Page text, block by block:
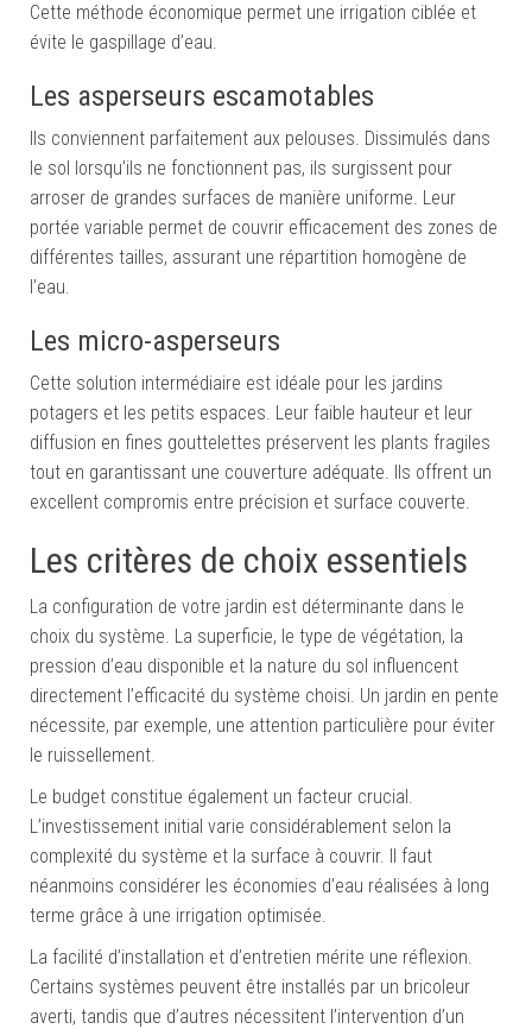
Cette méthode économique permet une irrigation ciblée et
évite le gaspillage d’eau.
Les asperseurs escamotables
Ils conviennent parfaitement aux pelouses. Dissimulés dans
le sol lorsqu’ils ne fonctionnent pas, ils surgissent pour
arroser de grandes surfaces de manière uniforme. Leur
portée variable permet de couvrir efficacement des zones de
différentes tailles, assurant une répartition homogène de
l’eau.
Les micro-asperseurs
Cette solution intermédiaire est idéale pour les jardins
potagers et les petits espaces. Leur faible hauteur et leur
diffusion en fines gouttelettes préservent les plants fragiles
tout en garantissant une couverture adéquate. Ils offrent un
excellent compromis entre précision et surface couverte.
Les critères de choix essentiels
La configuration de votre jardin est déterminante dans le
choix du système. La superficie, le type de végétation, la
pression d’eau disponible et la nature du sol influencent
directement l’efficacité du système choisi. Un jardin en pente
nécessite, par exemple, une attention particulière pour éviter
le ruissellement.
Le budget constitue également un facteur crucial.
L’investissement initial varie considérablement selon la
complexité du système et la surface à couvrir. Il faut
néanmoins considérer les économies d’eau réalisées à long
terme grâce à une irrigation optimisée.
La facilité d’installation et d’entretien mérite une réflexion.
Certains systèmes peuvent être installés par un bricoleur
averti, tandis que d’autres nécessitent l’intervention d’un